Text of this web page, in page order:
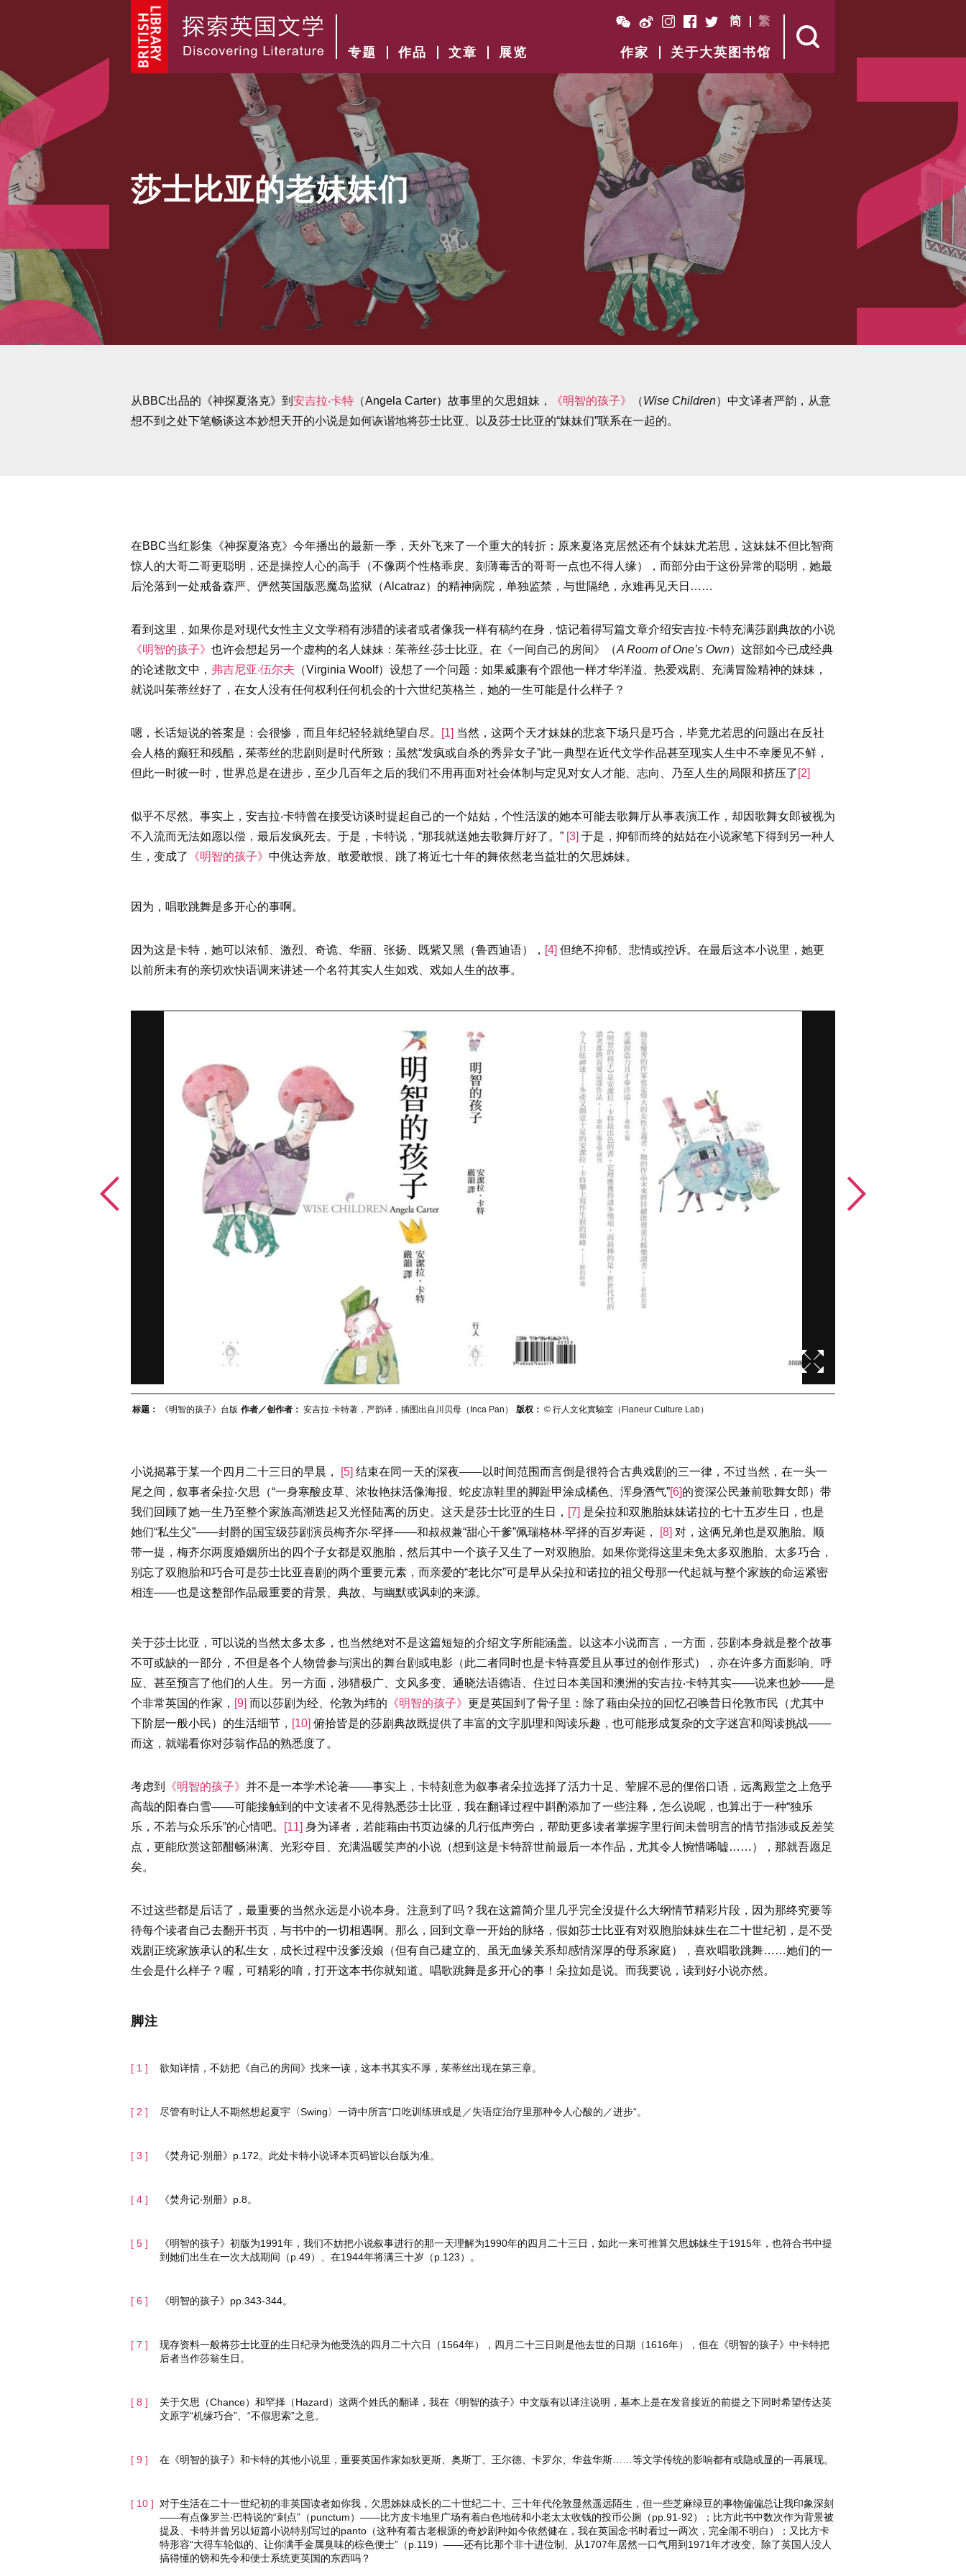
专题 作品 文章 展览
简 繁
作家 关于大英图书馆
莎士比亚的老妹妹们
从BBC出品的《神探夏洛克》到 安吉拉‧卡特 （Angela Carter）故事里的欠思姐妹， 《明智的孩子》 （Wise Children）中文译者严韵，从意
想不到之处下笔畅谈这本妙想天开的小说是如何诙谐地将莎士比亚、以及莎士比亚的“妹妹们”联系在一起的。
在BBC当红影集《神探夏洛克》今年播出的最新一季，天外飞来了一个重大的转折：原来夏洛克居然还有个妹妹尤若思，这妹妹不但比智商
惊人的大哥二哥更聪明，还是操控人心的高手（不像两个性格乖戾、刻薄毒舌的哥哥一点也不得人缘），而部分由于这份异常的聪明，她最
后沦落到一处戒备森严、俨然英国版恶魔岛监狱（Alcatraz）的精神病院，单独监禁，与世隔绝，永难再见天日……
看到这里，如果你是对现代女性主义文学稍有涉猎的读者或者像我一样有稿约在身，惦记着得写篇文章介绍安吉拉‧卡特充满莎剧典故的小说
《明智的孩子》 也许会想起另一个虚构的名人妹妹：茱蒂丝‧莎士比亚。在《一间自己的房间》（A Room of One’s Own）这部如今已成经典
的论述散文中， 弗吉尼亚‧伍尔夫 （Virginia Woolf）设想了一个问题：如果威廉有个跟他一样才华洋溢、热爱戏剧、充满冒险精神的妹妹，
就说叫茱蒂丝好了，在女人没有任何权利任何机会的十六世纪英格兰，她的一生可能是什么样子？
嗯，长话短说的答案是：会很惨，而且年纪轻轻就绝望自尽。 [1] 当然，这两个天才妹妹的悲哀下场只是巧合，毕竟尤若思的问题出在反社
会人格的癫狂和残酷，茱蒂丝的悲剧则是时代所致；虽然“发疯或自杀的秀异女子”此一典型在近代文学作品甚至现实人生中不幸屡见不鲜，
但此一时彼一时，世界总是在进步，至少几百年之后的我们不用再面对社会体制与定见对女人才能、志向、乃至人生的局限和挤压了 [2]
似乎不尽然。事实上，安吉拉‧卡特曾在接受访谈时提起自己的一个姑姑，个性活泼的她本可能去歌舞厅从事表演工作，却因歌舞女郎被视为
不入流而无法如愿以偿，最后发疯死去。于是，卡特说，“那我就送她去歌舞厅好了。” [3] 于是，抑郁而终的姑姑在小说家笔下得到另一种人
生，变成了
《明智的孩子》 中佻达奔放、敢爱敢恨、跳了将近七十年的舞依然老当益壮的欠思姊妹。
因为，唱歌跳舞是多开心的事啊。
因为这是卡特，她可以浓郁、激烈、奇诡、华丽、张扬、既紫又黑（鲁西迪语）， [4] 但绝不抑郁、悲情或控诉。在最后这本小说里，她更
以前所未有的亲切欢快语调来讲述一个名符其实人生如戏、戏如人生的故事。
标题： 《明智的孩子》台版 作者／创作者： 安吉拉·卡特著，严韵译，插图出自川贝母（Inca Pan） 版权： ©️ 行人文化實驗室（Flaneur Culture Lab）
小说揭幕于某一个四月二十三日的早晨， [5] 结束在同一天的深夜——以时间范围而言倒是很符合古典戏剧的三一律，不过当然，在一头一
尾之间，叙事者朵拉‧欠思（“一身寒酸皮草、浓妆艳抹活像海报、蛇皮凉鞋里的脚趾甲涂成橘色、浑身酒气”[6]的资深公民兼前歌舞女郎）带
我们回顾了她一生乃至整个家族高潮迭起又光怪陆离的历史。这天是莎士比亚的生日， [7] 是朵拉和双胞胎妹妹诺拉的七十五岁生日，也是
她们“私生父”——封爵的国宝级莎剧演员梅齐尔‧罕择——和叔叔兼“甜心干爹”佩瑞格林‧罕择的百岁寿诞，
[8] 对，这俩兄弟也是双胞胎。顺
带一提，梅齐尔两度婚姻所出的四个子女都是双胞胎，然后其中一个孩子又生了一对双胞胎。如果你觉得这里未免太多双胞胎、太多巧合，
别忘了双胞胎和巧合可是莎士比亚喜剧的两个重要元素，而亲爱的“老比尔”可是早从朵拉和诺拉的祖父母那一代起就与整个家族的命运紧密
相连——也是这整部作品最重要的背景、典故、与幽默或讽刺的来源。
关于莎士比亚，可以说的当然太多太多，也当然绝对不是这篇短短的介绍文字所能涵盖。以这本小说而言，一方面，莎剧本身就是整个故事
不可或缺的一部分，不但是各个人物曾参与演出的舞台剧或电影（此二者同时也是卡特喜爱且从事过的创作形式），亦在许多方面影响、呼
应、甚至预言了他们的人生。另一方面，涉猎极广、文风多变、通晓法语德语、住过日本美国和澳洲的安吉拉‧卡特其实——说来也妙——是
个非常英国的作家， [9] 而以莎剧为经、伦敦为纬的 《明智的孩子》 更是英国到了骨子里：除了藉由朵拉的回忆召唤昔日伦敦市民（尤其中
下阶层一般小民）的生活细节， [10] 俯拾皆是的莎剧典故既提供了丰富的文字肌理和阅读乐趣，也可能形成复杂的文字迷宫和阅读挑战——
而这，就端看你对莎翁作品的熟悉度了。
考虑到 《明智的孩子》 并不是一本学术论著——事实上，卡特刻意为叙事者朵拉选择了活力十足、荤腥不忌的俚俗口语，远离殿堂之上危乎
高哉的阳春白雪——可能接触到的中文读者不见得熟悉莎士比亚，我在翻译过程中斟酌添加了一些注释，怎么说呢，也算出于一种“独乐
乐，不若与众乐乐”的心情吧。
[11] 身为译者，若能藉由书页边缘的几行低声旁白，帮助更多读者掌握字里行间未曾明言的情节指涉或反差笑
点，更能欣赏这部酣畅淋漓、光彩夺目、充满温暖笑声的小说（想到这是卡特辞世前最后一本作品，尤其令人惋惜唏嘘……），那就吾愿足
矣。
不过这些都是后话了，最重要的当然永远是小说本身。注意到了吗？我在这篇简介里几乎完全没提什么大纲情节精彩片段，因为那终究要等
待每个读者自己去翻开书页，与书中的一切相遇啊。那么，回到文章一开始的脉络，假如莎士比亚有对双胞胎妹妹生在二十世纪初，是不受
戏剧正统家族承认的私生女，成长过程中没爹没娘（但有自己建立的、虽无血缘关系却感情深厚的母系家庭），喜欢唱歌跳舞……她们的一
生会是什么样子？喔，可精彩的唷，打开这本书你就知道。唱歌跳舞是多开心的事！朵拉如是说。而我要说，读到好小说亦然。
脚注
欲知详情，不妨把《自己的房间》找来一读，这本书其实不厚，茱蒂丝出现在第三章。
尽管有时让人不期然想起夏宇〈Swing〉一诗中所言“口吃训练班或是／失语症治疗里那种令人心酸的／进步“。
《焚舟记‧别册》p.172。此处卡特小说译本页码皆以台版为准。
《焚舟记‧别册》p.8。
《明智的孩子》初版为1991年，我们不妨把小说叙事进行的那一天理解为1990年的四月二十三日，如此一来可推算欠思姊妹生于1915年，也符合书中提
到她们出生在一次大战期间（p.49）、在1944年将满三十岁（p.123）。
《明智的孩子》pp.343-344。
现存资料一般将莎士比亚的生日纪录为他受洗的四月二十六日（1564年），四月二十三日则是他去世的日期（1616年），但在《明智的孩子》中卡特把
后者当作莎翁生日。
关于欠思（Chance）和罕择（Hazard）这两个姓氏的翻译，我在《明智的孩子》中文版有以译注说明，基本上是在发音接近的前提之下同时希望传达英
文原字“机缘巧合”、“不假思索”之意。
在《明智的孩子》和卡特的其他小说里，重要英国作家如狄更斯、奥斯丁、王尔德、卡罗尔、华兹华斯……等文学传统的影响都有或隐或显的一再展现。
对于生活在二十一世纪初的非英国读者如你我，欠思姊妹成长的二十世纪二十、三十年代伦敦显然遥远陌生，但一些芝麻绿豆的事物偏偏总让我印象深刻
——有点像罗兰‧巴特说的“刺点”（punctum）——比方皮卡地里广场有着白色地砖和小老太太收钱的投币公厕（pp.91-92）；比方此书中数次作为背景被
提及、卡特并曾另以短篇小说特别写过的panto（这种有着古老根源的奇妙剧种如今依然健在，我在英国念书时看过一两次，完全闹不明白）；又比方卡
特形容“大得车轮似的、让你满手金属臭味的棕色便士”（p.119）——还有比那个非十进位制、从1707年居然一口气用到1971年才改变、除了英国人没人
搞得懂的镑和先令和便士系统更英国的东西吗？